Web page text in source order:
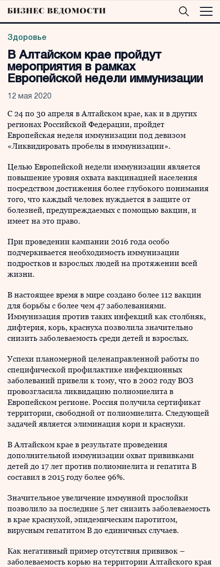
Здоровье
В Алтайском крае пройдут
мероприятия в рамках
Европейской недели иммунизации
12 мая 2020
С 24 по 30 апреля в Алтайском крае, как и в других
регионах Российской Федерации, пройдет
Европейская неделя иммунизации под девизом
«Ликвидировать пробелы в иммунизации».
Целью Европейской недели иммунизации является
повышение уровня охвата вакцинацией населения
посредством достижения более глубокого понимания
того, что каждый человек нуждается в защите от
болезней, предупреждаемых с помощью вакцин, и
имеет на это право.
При проведении кампании 2016 года особо
подчеркивается необходимость иммунизации
подростков и взрослых людей на протяжении всей
жизни.
В настоящее время в мире создано более 112 вакцин
для борьбы с более чем 47 заболеваниями.
Иммунизация против таких инфекций как столбняк,
дифтерия, корь, краснуха позволила значительно
снизить заболеваемость среди детей и взрослых.
Успехи планомерной целенаправленной работы по
специфической профилактике инфекционных
заболеваний привели к тому, что в 2002 году ВОЗ
провозгласила ликвидацию полиомиелита в
Европейском регионе. Россия получила сертификат
территории, свободной от полиомиелита. Следующей
задачей является элиминация кори и краснухи.
В Алтайском крае в результате проведения
дополнительной иммунизации охват прививками
детей до 17 лет против полиомиелита и гепатита В
составил в 2015 году более 96%.
Значительное увеличение иммунной прослойки
позволило за последние 5 лет снизить заболеваемость
в крае краснухой, эпидемическим паротитом,
вирусным гепатитом В до единичных случаев.
Как негативный пример отсутствия прививок –
заболеваемость корью на территории Алтайского края